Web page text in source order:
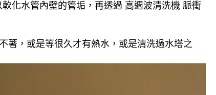
化水管內壁的管垢，再透過 高週波清洗機 脈衝
著，或是等很久才有熱水，或是清洗過水塔之